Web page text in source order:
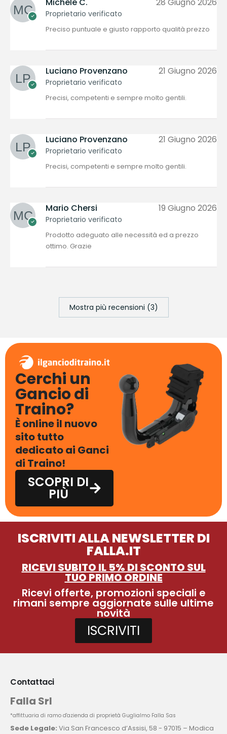
Proprietario verificato
Preciso puntuale e giusto rapporto qualità prezzo
Luciano Provenzano
Proprietario verificato
21 Giugno 2026
Precisi, competenti e sempre molto gentili.
Luciano Provenzano
Proprietario verificato
21 Giugno 2026
Precisi, competenti e sempre molto gentili.
Mario Chersi
Proprietario verificato
19 Giugno 2026
Prodotto adeguato alle necessità ed a prezzo
ottimo. Grazie
Mostra più recensioni (3)
Cerchi un
Gancio di
Traino?
È online il nuovo
sito tutto
dedicato ai Ganci
di Traino!
SCOPRI DI
PIÙ
ISCRIVITI ALLA NEWSLETTER DI
FALLA.IT
RICEVI SUBITO IL 5% DI SCONTO SUL
TUO PRIMO ORDINE
Ricevi offerte, promozioni speciali e
rimani sempre aggiornate sulle ultime
novità
ISCRIVITI
Contattaci
Falla Srl
*affittuaria di ramo d'azienda di proprietà Guglialmo Falla Sas
Sede Legale: Via San Francesco d’Assisi, 58 - 97015 – Modica